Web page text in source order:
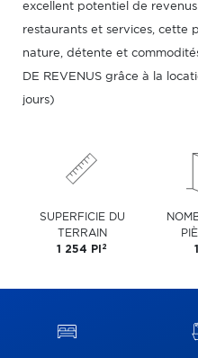
excellent potentiel de
restaurants et services, cette
nature, détente et
DE REVENUS grâce à la
jours)
SUPERFICIE DU
TERRAIN
1 254 PI 2